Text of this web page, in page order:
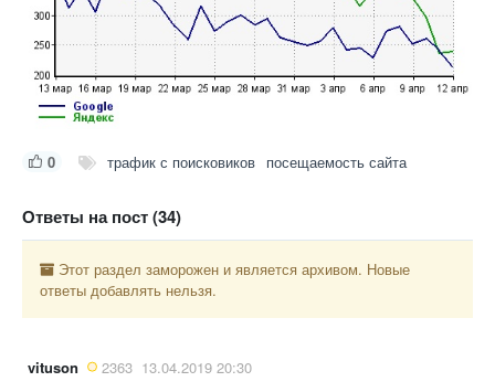
0 трафик с поисковиков посещаемость сайта
Ответы на пост (34)
Этот раздел заморожен и является архивом. Новые
ответы добавлять нельзя.
vituson 2363 13.04.2019 20:30